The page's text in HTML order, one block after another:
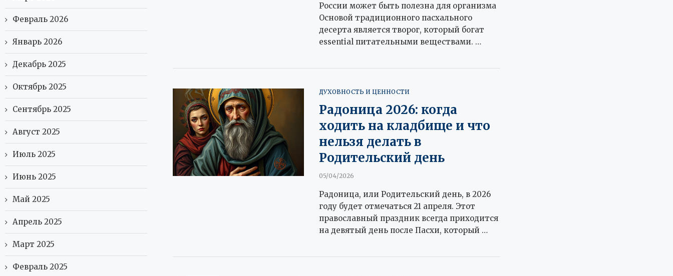
России может быть полезна для организма
Основой традиционного пасхального
десерта является творог, который богат
essential питательными веществами. …
ДУХОВНОСТЬ И ЦЕННОСТИ
Радоница 2026: когда
ходить на кладбище и что
нельзя делать в
Родительский день
05/04/2026
Радоница, или Родительский день, в 2026
году будет отмечаться 21 апреля. Этот
православный праздник всегда приходится
на девятый день после Пасхи, который …
Февраль 2026
Январь 2026
Декабрь 2025
Октябрь 2025
Сентябрь 2025
Август 2025
Июль 2025
Июнь 2025
Май 2025
Апрель 2025
Март 2025
Февраль 2025